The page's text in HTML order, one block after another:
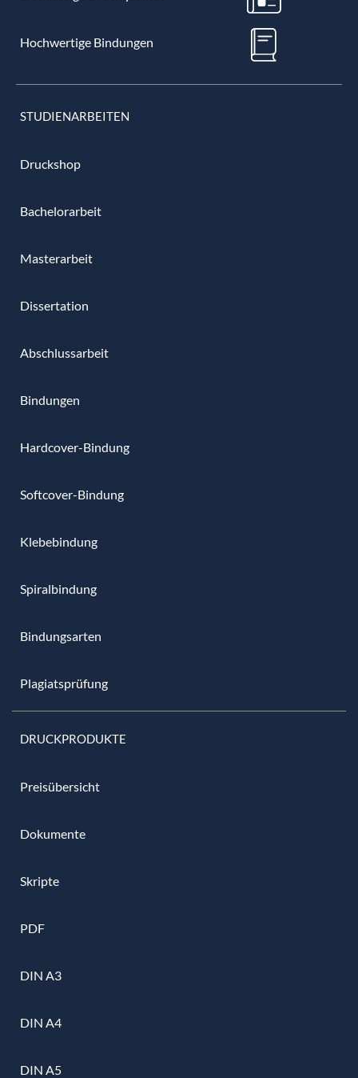
Hochwertige Bindungen
STUDIENARBEITEN
Druckshop
Bachelorarbeit
Masterarbeit
Dissertation
Abschlussarbeit
Bindungen
Hardcover-Bindung
Softcover-Bindung
Klebebindung
Spiralbindung
Bindungsarten
Plagiatsprüfung
DRUCKPRODUKTE
Preisübersicht
Dokumente
Skripte
PDF
DIN A3
DIN A4
DIN A5